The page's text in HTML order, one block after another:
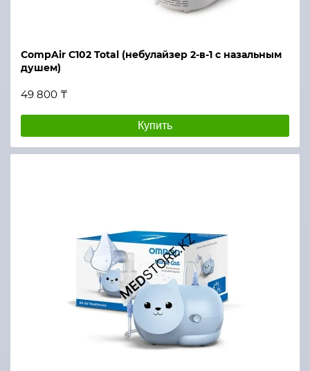
CompAir C102 Total (небулайзер 2-в-1 с назальным
душем)
49 800 ₸
Купить